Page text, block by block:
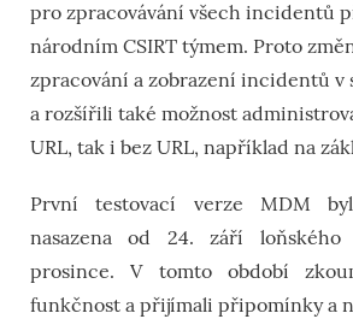
pro zpracovávání všech incidentů
národním CSIRT týmem. Proto
zpracování a zobrazení incidentů v
a rozšířili také možnost
URL, tak i bez URL, například na
První testovací verze MDM
nasazena od 24. září
prosince. V tomto období
funkčnost a přijímali připomínky a